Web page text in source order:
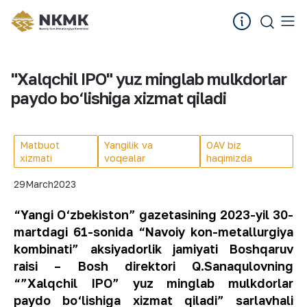
"Xalqchil IPO" yuz minglab mulkdorlar
paydo bo‘lishiga xizmat qiladi
Matbuot
xizmati
Yangilik va
voqealar
OAV biz
haqimizda
29March2023
“Yangi O‘zbekiston” gazetasining 2023-yil 30-
martdagi 61-sonida “Navoiy kon-metallurgiya
kombinati” aksiyadorlik jamiyati Boshqaruv
raisi – Bosh direktori Q.Sanaqulovning
“”Xalqchil IPO” yuz minglab mulkdorlar
paydo bo‘lishiga xizmat qiladi” sarlavhali